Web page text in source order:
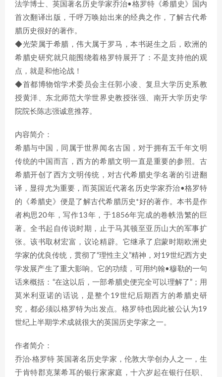
法学博士、英国著名历史学家乔治•格罗特《希腊史》国内
首次翻译出版，千呼万唤始出来的经典之作，了解古代希
腊历史很好的著作。
◆光荣属于希腊，伟大属于罗马，本书诞生之后，欧洲的
希腊史研究就只能围绕着格罗特展开了：不是支持他的观
点，就是和他论战！
◆首都博物馆学术委员会主任郭小凌、复旦大学历史系教
授黄洋、东北师范大学世界史教授张强、南开大学历史学
院院长陈志强诚意推荐。
内容简介：
希腊与中国，同属于世界闻名古国，对于拥有五千年文明
传统的中国而言，西方的希腊文明一直是重要的参照。古
希腊开创了西方文明传统，对古代希腊史学名著的引进翻
译，显得尤为重要，而英国近代著名历史学家乔治•格罗特
的《希腊史》便是了解古代希腊历史*好的著作。本书是作
者构思20年，写作13年，于1856年完成的卷帙浩繁的巨
著。全书起自传说时期，止于马其顿至亚历山大的军事扩
张。该书取材宏富，议论精辟。它继承了启蒙时期欧洲史
学家的优良传统，贯彻了“理性主义”精神，对19世纪西方史
学发展产生了重大影响。它的功绩，可用约翰•穆勒的一句
话来概括：“在这以后，一部希腊史便完全可以理解了”；用
莫米利亚诺的话说，是整个19世纪后期西方的希腊史研
究，都必须以格罗特为出发点。格罗特也因此被公认为19
世纪上半期学术成就很大的英国历史学家之一。
作者简介：
乔治·格罗特 英国著名历史学家，伦敦大学创办人之一，生
于肯特郡克莱希耳的银行家家庭，十六岁起在银行任职、